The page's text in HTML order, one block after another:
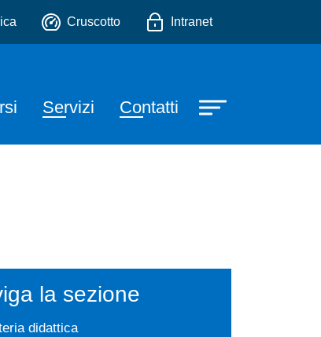
Cruscotto Intranet
Servizi Contatti
la sezione
didattica